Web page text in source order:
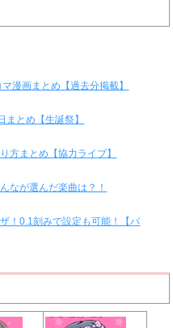
漫画まとめ【過去分掲載】
とめ【生誕祭】
方まとめ【協力ライブ】
なが選んだ楽曲は？！
！0.1刻みで設定も可能！【バ